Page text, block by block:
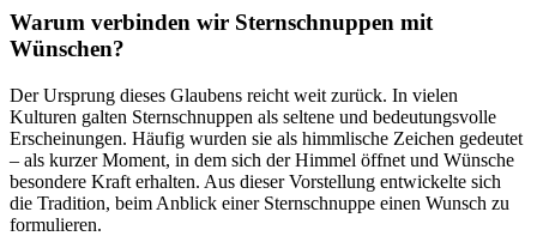
Warum verbinden wir Sternschnuppen mit
Wünschen?
Der Ursprung dieses Glaubens reicht weit zurück. In vielen
Kulturen galten Sternschnuppen als seltene und bedeutungsvolle
Erscheinungen. Häufig wurden sie als himmlische Zeichen gedeutet
– als kurzer Moment, in dem sich der Himmel öffnet und Wünsche
besondere Kraft erhalten. Aus dieser Vorstellung entwickelte sich
die Tradition, beim Anblick einer Sternschnuppe einen Wunsch zu
formulieren.